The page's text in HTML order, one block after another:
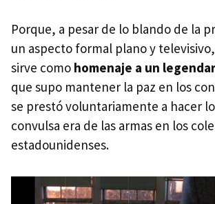
Porque, a pesar de lo blando de la
un aspecto formal plano y
sirve como homenaje a un
que supo mantener la paz en los
se prestó voluntariamente a hacer
convulsa era de las armas en los
estadounidenses.